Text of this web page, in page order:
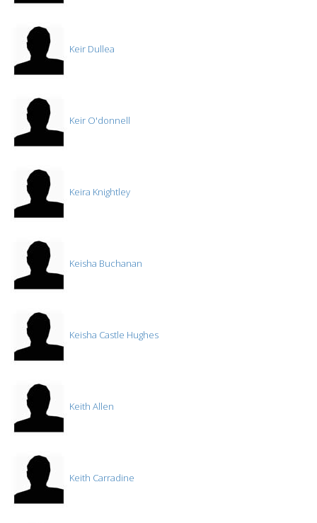
Keir Dullea
Keir O'donnell
Keira Knightley
Keisha Buchanan
Keisha Castle Hughes
Keith Allen
Keith Carradine